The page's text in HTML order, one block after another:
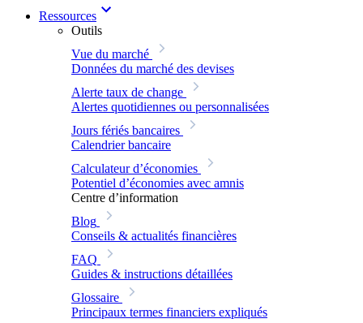
Ressources
Outils
Vue du marché
Données du marché des devises
Alerte taux de change
Alertes quotidiennes ou personnalisées
Jours fériés bancaires
Calendrier bancaire
Calculateur d’économies
Potentiel d’économies avec amnis
Centre d’information
Blog
Conseils & actualités financières
FAQ
Guides & instructions détaillées
Glossaire
Principaux termes financiers expliqués